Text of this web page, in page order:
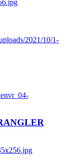
2021/10/1-